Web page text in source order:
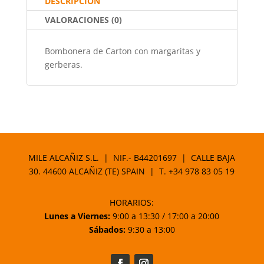
o
k
p
VALORACIONES (0)
Bombonera de Carton con margaritas y
gerberas.
MILE ALCAÑIZ S.L. | NIF.- B44201697 | CALLE BAJA
30. 44600 ALCAÑIZ (TE) SPAIN | T.+34 978 83 05 19
HORARIOS:
Lunes a Viernes: 9:00 a 13:30 / 17:00 a 20:00
Sábados:9:30 a 13:00